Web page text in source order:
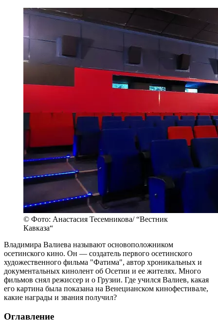
© Фото: Анастасия Тесемникова/ “Вестник
Кавказа“
Владимира Валиева называют основоположником
осетинского кино. Он — создатель первого осетинского
художественного фильма "Фатима", автор хроникальных и
документальных кинолент об Осетии и ее жителях. Много
фильмов снял режиссер и о Грузии. Где учился Валиев, какая
его картина была показана на Венецианском кинофестивале,
какие награды и звания получил?
Оглавление